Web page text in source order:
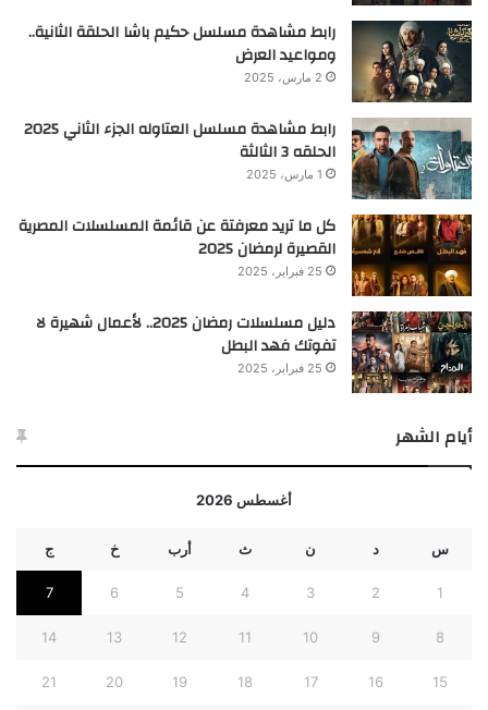
رابط مشاهدة مسلسل حكيم باشا الحلقة الثانية..
ومواعيد العرض
2 مارس، 2025
رابط مشاهدة مسلسل العتاوله الجزء الثاني 2025
الحلقه 3 الثالثة
1 مارس، 2025
كل ما تريد معرفتة عن قائمة المسلسلات المصرية
القصيرة لرمضان 2025
25 فبراير، 2025
دليل مسلسلات رمضان 2025.. لأعمال شهيرة لا
تفوتك فهد البطل
25 فبراير، 2025
أيام الشهر
أغسطس 2026
س د ن ث أرب خ ج
1
2
3
4
5
6
7
8
9
10
11
12
13
14
15
16
17
18
19
20
21